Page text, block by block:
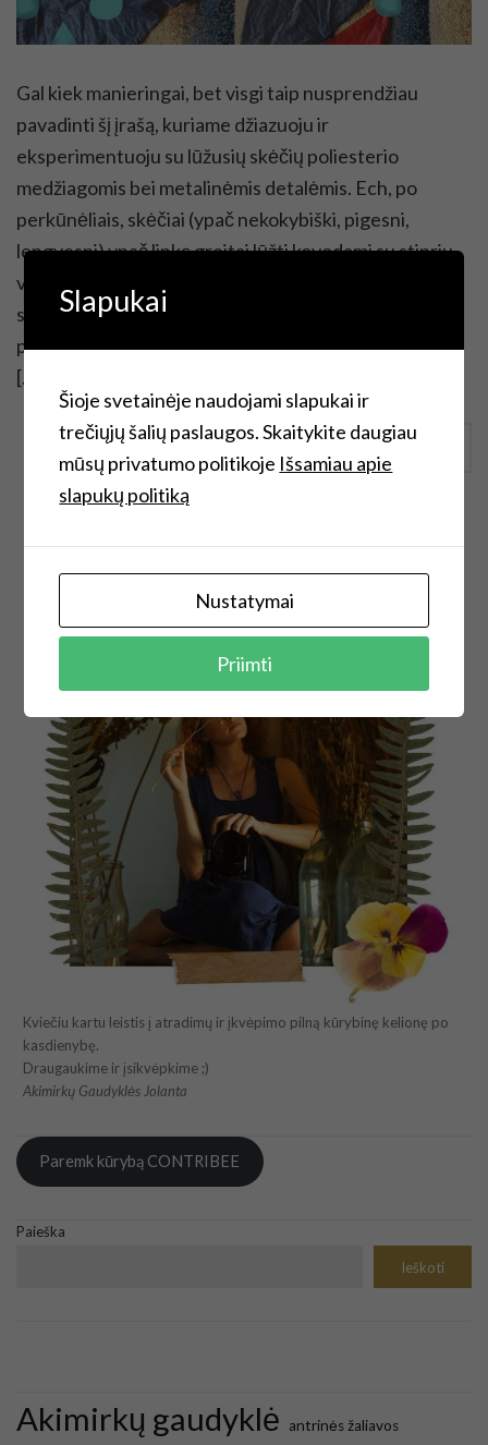
Gal kiek manieringai, bet visgi taip nusprendžiau
pavadinti šį įrašą, kuriame džiazuoju ir
eksperimentuoju su lūžusių skėčių poliesterio
medžiagomis bei metalinėmis detalėmis. Ech, po
perkūnėliais, skėčiai (ypač nekokybiški, pigesni,
lengvesni) ypač linkę greitai lūžti kovodami su stipriu
vėju. Jei yra beviltiškai nepataisomi, kur keliauja tavo
skėčiai? Tiesiai šiukšliadėžėn? Tikiuosi, šis įrašas
padės ir Jums tinkamai bei kūrybiškai atsisveikinti su
[…]
Continue Reading
Kviečiu kartu leistis į atradimų ir įkvėpimo pilną kūrybinę kelionę po
kasdienybę.
Draugaukime ir įsikvėpkime ;)
Akimirkų Gaudyklės Jolanta
Paremk kūrybą CONTRIBEE
Paieška
Ieškoti
Akimirkų gaudyklė antrinės žaliavos
Slapukai
Šioje svetainėje naudojami slapukai ir
trečiųjų šalių paslaugos. Skaitykite daugiau
mūsų privatumo politikoje Išsamiau apie
slapukų politiką
Nustatymai
Priimti